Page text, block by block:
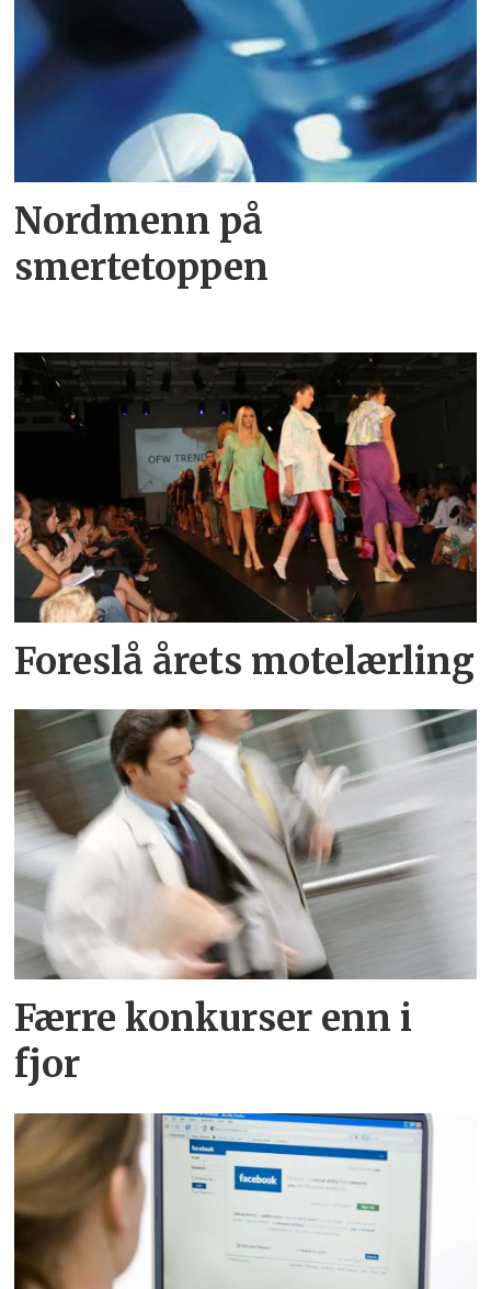
Nordmenn på
smertetoppen
Foreslå årets motelærling
Færre konkurser enn i
fjor